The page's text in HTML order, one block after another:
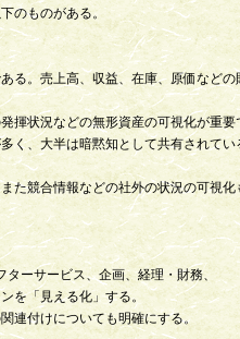
のものがある。
る。売上高、収益、在庫、原価などの
揮状況などの無形資産の可視化が重要
く、大半は暗黙知として共有されてい
た競合情報などの社外の状況の可視化
ーサービス、企画、経理・財務、
を「見える化」する。
連付けについても明確にする。